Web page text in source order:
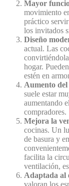
Mayor
movimiento
práctico
los invitados
Diseño
actual. Las
hogar.
estén en
Aumento
suele estar
aumentando
compradores.
Mejora la
cocinas. Un
de basura y
facilita la
ventilación,
Adaptada al
valoran los